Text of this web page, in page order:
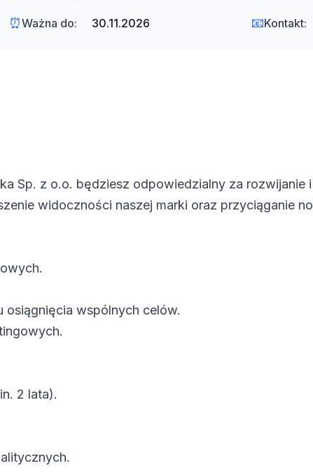
⏰Ważna do: 30.11.2026 📧Kontakt:
Sp. z o.o. będziesz odpowiedzialny za rozwijanie
widoczności naszej marki oraz przyciąganie
osiągnięcia wspólnych celów.
2 lata).